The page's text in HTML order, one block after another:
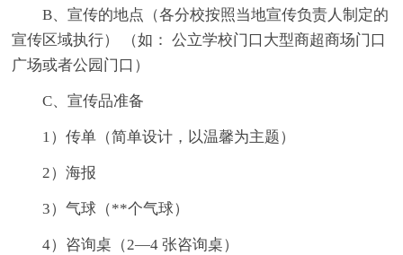
B、宣传的地点（各分校按照当地宣传负责人制定的
宣传区域执行） （如： 公立学校门口大型商超商场门口
广场或者公园门口）
C、宣传品准备
1）传单（简单设计，以温馨为主题）
2）海报
3）气球（**个气球）
4）咨询桌（2—4 张咨询桌）